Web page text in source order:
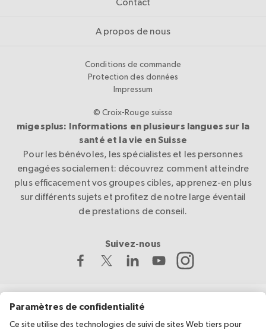
A propos de nous
Conditions de commande
Protection des données
Impressum
© Croix-Rouge suisse
migesplus: Informations en plusieurs langues sur la
santé et la vie en Suisse
Pour les bénévoles, les spécialistes et les personnes
engagées socialement: découvrez comment atteindre
plus efficacement vos groupes cibles, apprenez-en plus
sur différents sujets et profitez de notre large éventail
de prestations de conseil.
Suivez-nous